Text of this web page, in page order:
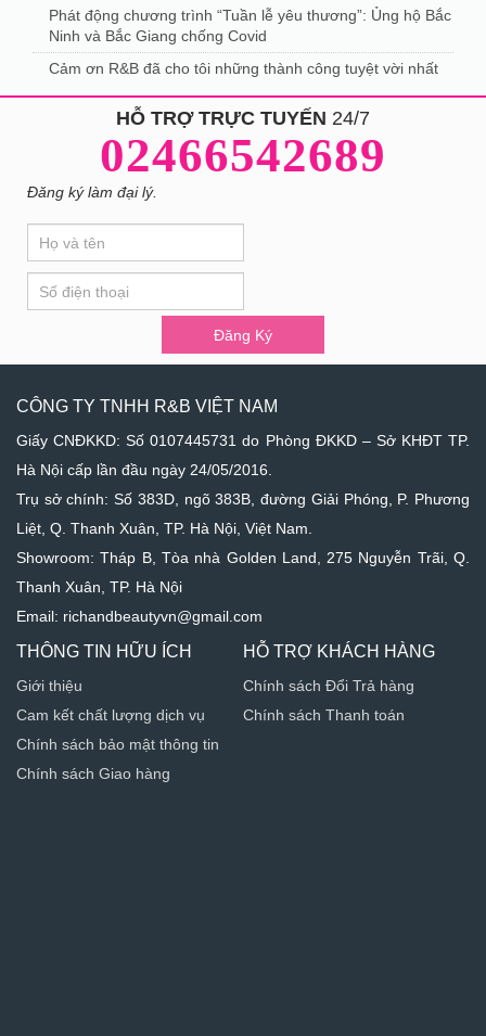
Phát động chương trình “Tuần lễ yêu thương”: Ủng hộ Bắc
Ninh và Bắc Giang chống Covid
Cảm ơn R&B đã cho tôi những thành công tuyệt vời nhất
HỖ TRỢ TRỰC TUYẾN 24/7
02466542689
Đăng ký làm đại lý.
Đăng
Ký
If
you
are
human,
blank.
Đăng Ký
CÔNG TY TNHH R&B VIỆT NAM
Giấy CNĐKKD: Số 0107445731 do Phòng ĐKKD – Sở KHĐT TP.
Hà Nội cấp lần đầu ngày 24/05/2016.
Trụ sở chính: Số 383D, ngõ 383B, đường Giải Phóng, P. Phương
Liệt, Q. Thanh Xuân, TP. Hà Nội, Việt Nam.
Showroom: Tháp B, Tòa nhà Golden Land, 275 Nguyễn Trãi, Q.
Thanh Xuân, TP. Hà Nội
Email: richandbeautyvn@gmail.com
THÔNG TIN HỮU ÍCH
Giới thiệu
Cam kết chất lượng dịch vụ
Chính sách bảo mật thông tin
Chính sách Giao hàng
HỖ TRỢ KHÁCH HÀNG
Chính sách Đổi Trả hàng
Chính sách Thanh toán